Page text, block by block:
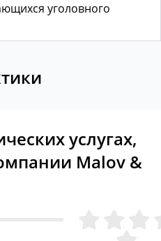
уголовного
услугах,
Malov &